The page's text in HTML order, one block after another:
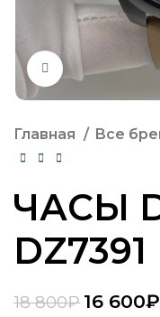
Нажмите,
Главная Все
ЧАСЫ
DZ7391
18 800₽ 16 600₽